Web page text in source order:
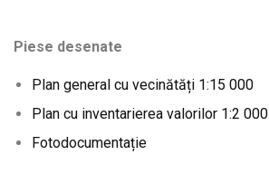
Piese desenate
Plan general cu vecinătăți 1:15 000
Plan cu inventarierea valorilor 1:2 000
Fotodocumentație